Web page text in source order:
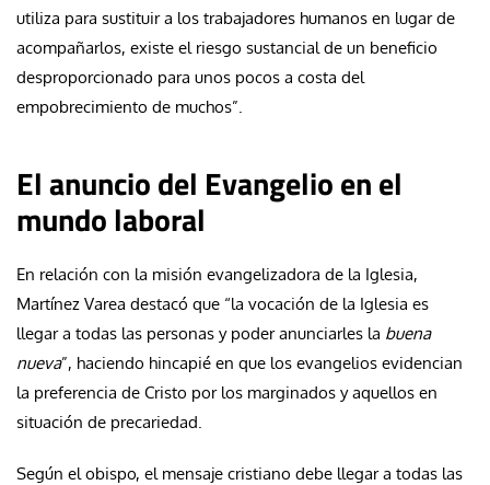
utiliza para sustituir a los trabajadores humanos en lugar de
acompañarlos, existe el riesgo sustancial de un beneficio
desproporcionado para unos pocos a costa del
empobrecimiento de muchos”.
El anuncio del Evangelio en el
mundo laboral
En relación con la misión evangelizadora de la Iglesia,
Martínez Varea destacó que “la vocación de la Iglesia es
llegar a todas las personas y poder anunciarles la buena
nueva”, haciendo hincapié en que los evangelios evidencian
la preferencia de Cristo por los marginados y aquellos en
situación de precariedad.
Según el obispo, el mensaje cristiano debe llegar a todas las